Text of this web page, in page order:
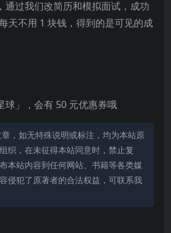
通过我们改简历和模拟面试，成功
天不用 1 块钱，得到的是可见的成
球 」，会有 50 元优惠券哦
，如无特殊说明或标注，均为本站原
织，在未征得本站同意时，禁止复
本站内容到任何网站、书籍等各类媒
侵犯了原著者的合法权益，可联系我